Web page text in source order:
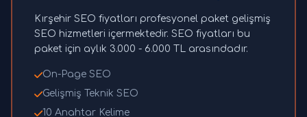
Kırşehir SEO fiyatları profesyonel paket gelişmiş
SEO hizmetleri içermektedir. SEO fiyatları bu
paket için aylık 3.000 - 6.000 TL arasındadır.
On-Page SEO
Gelişmiş Teknik SEO
10 Anahtar Kelime